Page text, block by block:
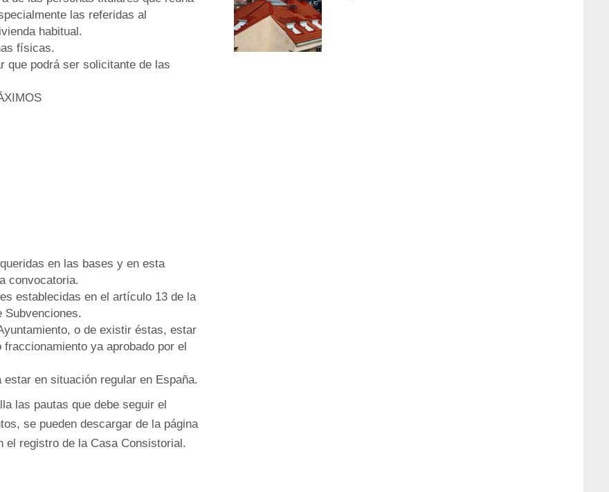
las referidas al
habitual.
físicas.
que podrá ser solicitante de las
en las bases y en esta
convocatoria.
establecidas en el artículo 13 de la
Subvenciones.
o de existir éstas, estar
ya aprobado por el
en situación regular en España.
las pautas que debe seguir el
se pueden descargar de la página
el registro de la Casa Consistorial.